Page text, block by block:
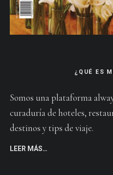
¿QUÉ ES
Somos una plataforma
curaduría de hoteles,
destinos y tips de viaje.
LEER MÁS…